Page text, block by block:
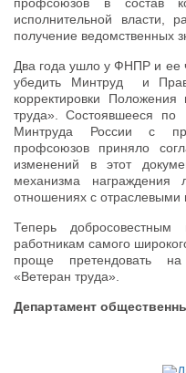
исполнительной власти,
получение ведомственных
Два года ушло у ФНПР и ее
убедить Минтруд и
корректировки
труда». Состоявшееся
Минтруда России с
профсоюзов приняло
изменений в этот
механизма
отношениях с отраслевыми
Теперь
работникам самого
проще претендовать
«Ветеран
Департамент